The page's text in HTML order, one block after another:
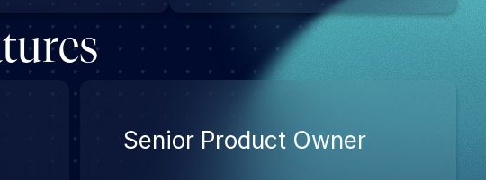
Senior Product Owner